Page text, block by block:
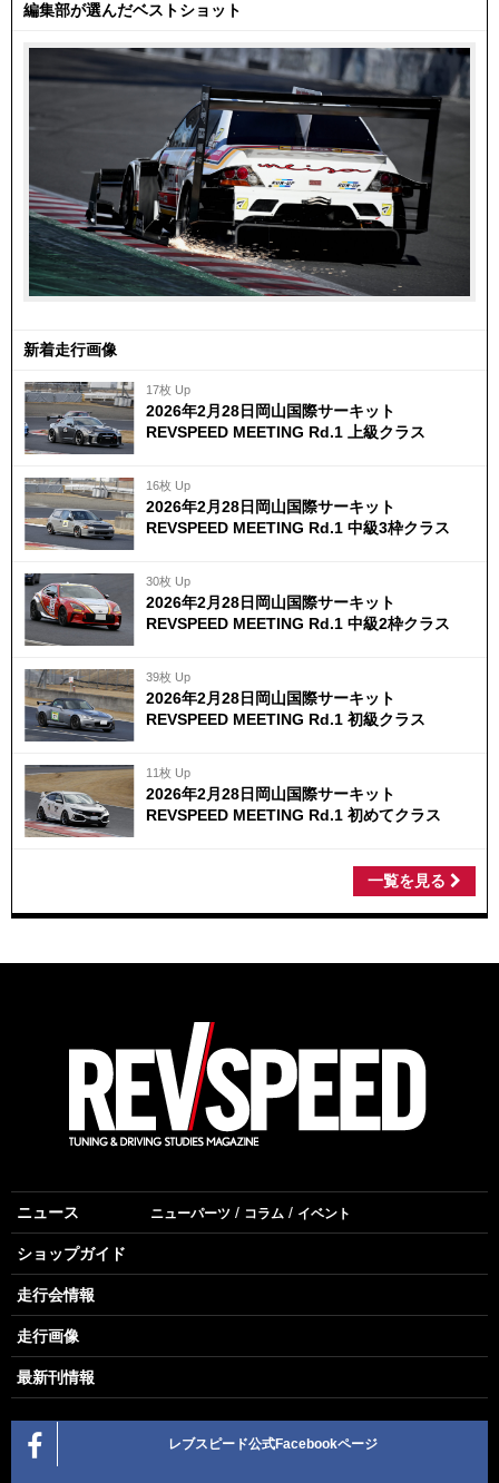
編集部が選んだベストショット
新着走行画像
17枚 Up
2026年2月28日岡山国際サーキット
REVSPEED MEETING Rd.1 上級クラス
16枚 Up
2026年2月28日岡山国際サーキット
REVSPEED MEETING Rd.1 中級3枠クラス
30枚 Up
2026年2月28日岡山国際サーキット
REVSPEED MEETING Rd.1 中級2枠クラス
39枚 Up
2026年2月28日岡山国際サーキット
REVSPEED MEETING Rd.1 初級クラス
11枚 Up
2026年2月28日岡山国際サーキット
REVSPEED MEETING Rd.1 初めてクラス
一覧を見る
ニュース ニューパーツ コラム イベント
ショップガイド
走行会情報
走行画像
最新刊情報
レブスピード公式Facebookページ